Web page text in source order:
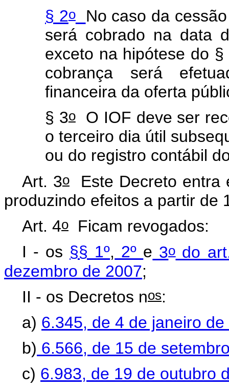
§ 2o
No caso da
será cobrado na data
exceto na hipótese do §
cobrança será
financeira da oferta
§ 3oO IOF deve ser
o terceiro dia útil
ou do registro contábil
Art. 3oEste Decreto entra
produzindo efeitos a partir de
Art. 4o Ficam revogados:
I - os §§ 1º, 2º e 3odo
dezembro de 2007;
II - os Decretos nos:
a) 6.345, de 4 de janeiro de
b) 6.566, de 15 de
c) 6.983, de 19 de outubro